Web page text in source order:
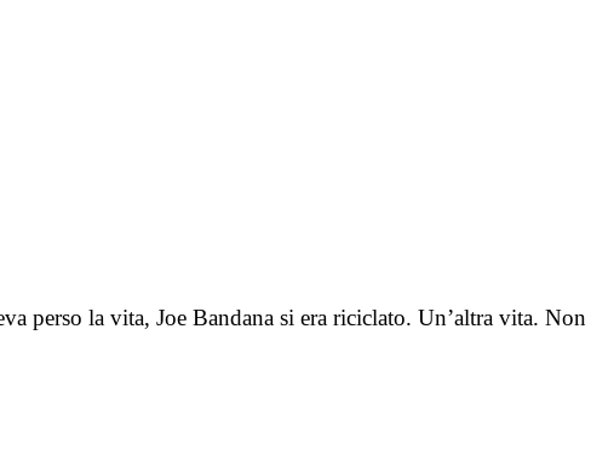
perso la vita, Joe Bandana si era riciclato. Un’altra vita.